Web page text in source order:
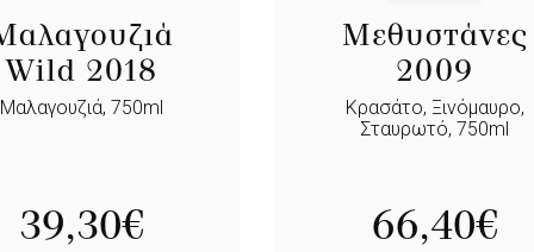
Wild 2018
Μαλαγουζιά, 750ml
39,30€
Μεθυστάνες
2009
Κρασάτο, Ξινόμαυρο,
Σταυρωτό, 750ml
66,40€